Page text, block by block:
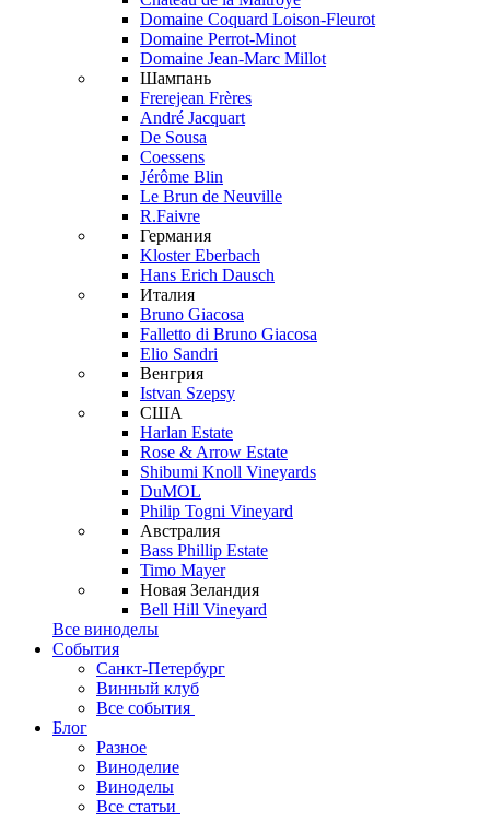
Domaine Coquard Loison-Fleurot
Domaine Perrot-Minot
Domaine Jean-Marc Millot
Шампань
Frerejean Frères
André Jacquart
De Sousa
Coessens
Jérôme Blin
Le Brun de Neuville
R.Faivre
Германия
Kloster Eberbach
Hans Erich Dausch
Италия
Bruno Giacosa
Falletto di Bruno Giacosa
Elio Sandri
Венгрия
Istvan Szepsy
США
Harlan Estate
Rose & Arrow Estate
Shibumi Knoll Vineyards
DuMOL
Philip Togni Vineyard
Австралия
Bass Phillip Estate
Timo Mayer
Новая Зеландия
Bell Hill Vineyard
Все виноделы
События
Санкт-Петербург
Винный клуб
Все события
Блог
Разное
Виноделие
Виноделы
Все статьи